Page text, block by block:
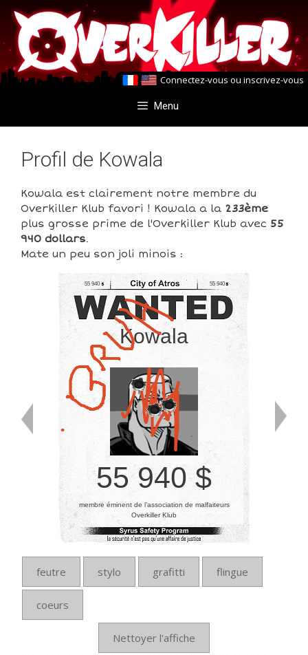
Aller
au
contenu
Aller
au
contenu
Connectez-vous ou inscrivez-vous
Menu
Profil de Kowala
Kowala est clairement notre membre du
Overkiller Klub favori ! Kowala a la 233ème
plus grosse prime de l'Overkiller Klub avec 55
940 dollars.
Mate un peu son joli minois :
55 940
Kowala
55 940
55 940 $
membre éminent de l’association de malfaiteurs
Overkiller Klub
feutre stylo grafitti flingue
coeurs
Nettoyer l'affiche